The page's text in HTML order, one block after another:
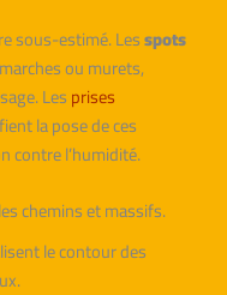
sous-estimé. Lesspots
ou murets,
Lesprises
la pose de ces
contre l’humidité.
chemins et massifs.
le contour des